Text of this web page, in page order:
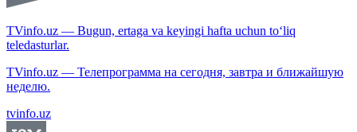
TVinfo.uz — Bugun, ertaga va keyingi hafta uchun to‘liq
teledasturlar.
TVinfo.uz — Телепрограмма на сегодня, завтра и ближайшую
неделю.
tvinfo.uz